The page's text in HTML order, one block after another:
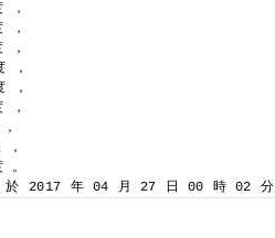
2017 年 04 月 27 日 00 時 02